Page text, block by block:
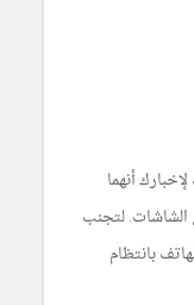
أنهما
الشاشات. لتجنب
بانتظام